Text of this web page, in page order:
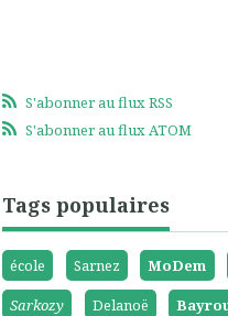
S'abonner au flux RSS
S'abonner au flux ATOM
Tags populaires
école Sarnez MoDem
Sarkozy
Delanoë